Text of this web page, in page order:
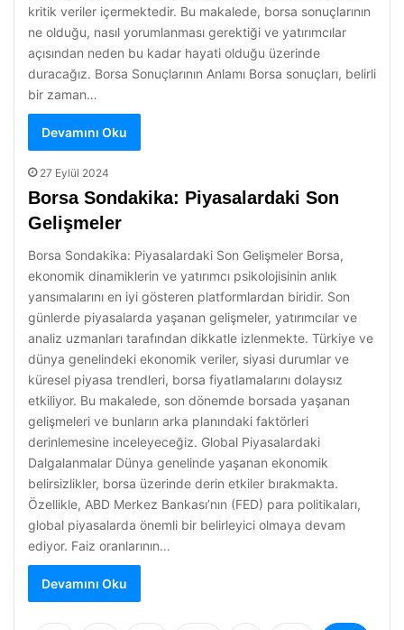
kritik veriler içermektedir. Bu makalede, borsa sonuçlarının
ne olduğu, nasıl yorumlanması gerektiği ve yatırımcılar
açısından neden bu kadar hayati olduğu üzerinde
duracağız. Borsa Sonuçlarının Anlamı Borsa sonuçları, belirli
bir zaman…
Devamını Oku
27 Eylül 2024
Borsa Sondakika: Piyasalardaki Son
Gelişmeler
Borsa Sondakika: Piyasalardaki Son Gelişmeler Borsa,
ekonomik dinamiklerin ve yatırımcı psikolojisinin anlık
yansımalarını en iyi gösteren platformlardan biridir. Son
günlerde piyasalarda yaşanan gelişmeler, yatırımcılar ve
analiz uzmanları tarafından dikkatle izlenmekte. Türkiye ve
dünya genelindeki ekonomik veriler, siyasi durumlar ve
küresel piyasa trendleri, borsa fiyatlamalarını dolaysız
etkiliyor. Bu makalede, son dönemde borsada yaşanan
gelişmeleri ve bunların arka planındaki faktörleri
derinlemesine inceleyeceğiz. Global Piyasalardaki
Dalgalanmalar Dünya genelinde yaşanan ekonomik
belirsizlikler, borsa üzerinde derin etkiler bırakmakta.
Özellikle, ABD Merkez Bankası’nın (FED) para politikaları,
global piyasalarda önemli bir belirleyici olmaya devam
ediyor. Faiz oranlarının…
Devamını Oku